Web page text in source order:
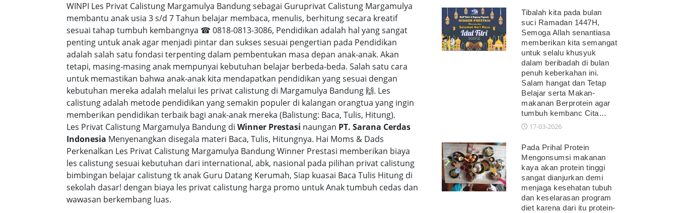
WINPI Les Privat Calistung Margamulya Bandung sebagai Guruprivat Calistung Margamulya
membantu anak usia 3 s/d 7 Tahun belajar membaca, menulis, berhitung secara kreatif
sesuai tahap tumbuh kembangnya ☎ 0818-0813-3086, Pendidikan adalah hal yang sangat
penting untuk anak agar menjadi pintar dan sukses sesuai pengertian pada Pendidikan
adalah salah satu fondasi terpenting dalam pembentukan masa depan anak-anak. Akan
tetapi, masing-masing anak mempunyai kebutuhan belajar berbeda-beda. Salah satu cara
untuk memastikan bahwa anak-anak kita mendapatkan pendidikan yang sesuai dengan
kebutuhan mereka adalah melalui les privat calistung di Margamulya Bandung 🙌. Les
calistung adalah metode pendidikan yang semakin populer di kalangan orangtua yang ingin
memberikan pendidikan terbaik bagi anak-anak mereka (Balistung: Baca, Tulis, Hitung).
Les Privat Calistung Margamulya Bandung di Winner Prestasi naungan PT. Sarana Cerdas
Indonesia Menyenangkan disegala materi Baca, Tulis, Hitungnya. Hai Moms & Dads
Perkenalkan Les Privat Calistung Margamulya Bandung Winner Prestasi memberikan biaya
les calistung sesuai kebutuhan dari international, abk, nasional pada pilihan privat calistung
bimbingan belajar calistung tk anak Guru Datang Kerumah, Siap kuasai Baca Tulis Hitung di
sekolah dasar! dengan biaya les privat calistung harga promo untuk Anak tumbuh cedas dan
wawasan berkembang luas.
Tibalah kita pada bulan
suci Ramadan 1447H,
Semoga Allah senantiasa
memberikan kita semangat
untuk selalu khusyuk
dalam beribadah di bulan
penuh keberkahan ini.
Salam hangat dan Tetap
Belajar serta Makan-
makanan Berprotein agar
tumbuh kembanc Cita…
17-03-2026
Pada Prihal Protein
Mengonsumsi makanan
kaya akan protein tinggi
sangat dianjurkan demi
menjaga kesehatan tubuh
dan keselarasan program
diet karena dari itu protein-